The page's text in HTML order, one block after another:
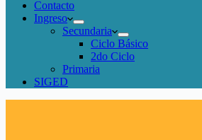
Contacto
Ingreso
Secundaria
Ciclo Básico
2do Ciclo
Primaria
SIGED